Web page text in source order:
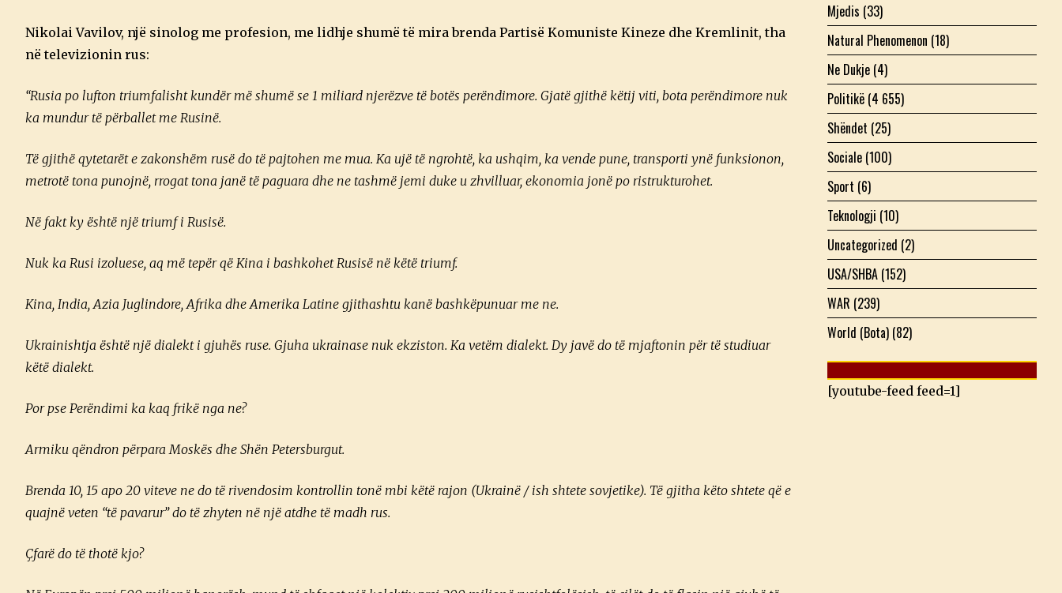
Nikolai Vavilov, një sinolog me profesion, me lidhje shumë të mira brenda Partisë Komuniste Kineze dhe Kremlinit, tha
në televizionin rus:
“Rusia po lufton triumfalisht kundër më shumë se 1 miliard njerëzve të botës perëndimore. Gjatë gjithë këtij viti, bota perëndimore nuk
ka mundur të përballet me Rusinë.
Të gjithë qytetarët e zakonshëm rusë do të pajtohen me mua. Ka ujë të ngrohtë, ka ushqim, ka vende pune, transporti ynë funksionon,
metrotë tona punojnë, rrogat tona janë të paguara dhe ne tashmë jemi duke u zhvilluar, ekonomia jonë po ristrukturohet.
Në fakt ky është një triumf i Rusisë.
Nuk ka Rusi izoluese, aq më tepër që Kina i bashkohet Rusisë në këtë triumf.
Kina, India, Azia Juglindore, Afrika dhe Amerika Latine gjithashtu kanë bashkëpunuar me ne.
Ukrainishtja është një dialekt i gjuhës ruse. Gjuha ukrainase nuk ekziston. Ka vetëm dialekt. Dy javë do të mjaftonin për të studiuar
këtë dialekt.
Por pse Perëndimi ka kaq frikë nga ne?
Armiku qëndron përpara Moskës dhe Shën Petersburgut.
Brenda 10, 15 apo 20 viteve ne do të rivendosim kontrollin tonë mbi këtë rajon (Ukrainë / ish shtete sovjetike). Të gjitha këto shtete që e
quajnë veten “të pavarur” do të zhyten në një atdhe të madh rus.
Çfarë do të thotë kjo?
Mjedis (33)
Natural Phenomenon (18)
Ne Dukje (4)
Politikë (4 655)
Shëndet (25)
Sociale (100)
Sport (6)
Teknologji (10)
Uncategorized (2)
USA/SHBA (152)
WAR (239)
World (Bota) (82)
[youtube-feed feed=1]